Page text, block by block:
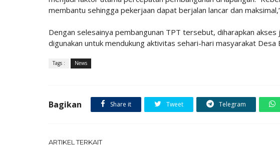
membantu sehingga pekerjaan dapat berjalan lancar dan
Dengan selesainya pembangunan TPT tersebut, diharapkan
digunakan untuk mendukung aktivitas sehari-hari masyarakat Desa
Tags : News
Bagikan Share it Tweet Telegram
ARTIKEL TERKAIT